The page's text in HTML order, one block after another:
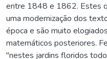
entre 1848 e 1862. Estes
uma modernização dos
época e são muito
matemáticos posteriores.
"nestes jardins floridos